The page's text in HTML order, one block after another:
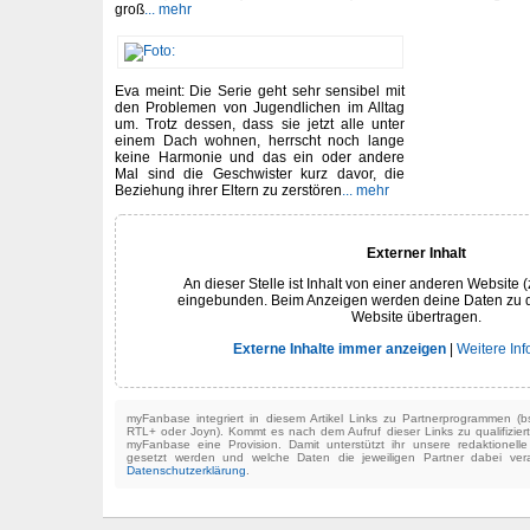
groß... mehr
Eva meint: Die Serie geht sehr sensibel mit
den Problemen von Jugendlichen im Alltag
um. Trotz dessen, dass sie jetzt alle unter
einem Dach wohnen, herrscht noch lange
keine Harmonie und das ein oder andere
Mal sind die Geschwister kurz davor, die
Beziehung ihrer Eltern zu zerstören... mehr
Externer Inhalt
An dieser Stelle ist Inhalt von einer anderen Website
eingebunden. Beim Anzeigen werden deine Daten zu
Website übertragen.
Externe Inhalte immer anzeigen | Weitere
myFanbase integriert in diesem Artikel Links zu Partnerprogrammen
RTL+ oder Joyn). Kommt es nach dem Aufruf dieser Links zu
myFanbase eine Provision. Damit unterstützt ihr unsere
gesetzt werden und welche Daten die jeweiligen Partner dabei
Datenschutzerklärung